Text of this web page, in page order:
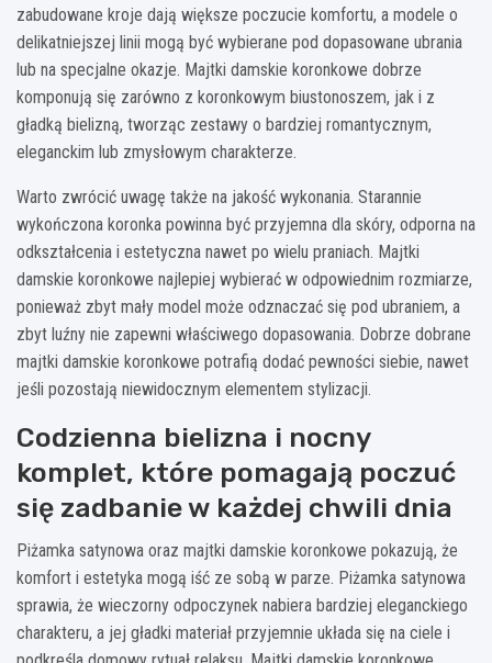
zabudowane kroje dają większe poczucie komfortu, a modele o
delikatniejszej linii mogą być wybierane pod dopasowane ubrania
lub na specjalne okazje. Majtki damskie koronkowe dobrze
komponują się zarówno z koronkowym biustonoszem, jak i z
gładką bielizną, tworząc zestawy o bardziej romantycznym,
eleganckim lub zmysłowym charakterze.
Warto zwrócić uwagę także na jakość wykonania. Starannie
wykończona koronka powinna być przyjemna dla skóry, odporna na
odkształcenia i estetyczna nawet po wielu praniach. Majtki
damskie koronkowe najlepiej wybierać w odpowiednim rozmiarze,
ponieważ zbyt mały model może odznaczać się pod ubraniem, a
zbyt luźny nie zapewni właściwego dopasowania. Dobrze dobrane
majtki damskie koronkowe potrafią dodać pewności siebie, nawet
jeśli pozostają niewidocznym elementem stylizacji.
Codzienna bielizna i nocny
komplet, które pomagają poczuć
się zadbanie w każdej chwili dnia
Piżamka satynowa oraz majtki damskie koronkowe pokazują, że
komfort i estetyka mogą iść ze sobą w parze. Piżamka satynowa
sprawia, że wieczorny odpoczynek nabiera bardziej eleganckiego
charakteru, a jej gładki materiał przyjemnie układa się na ciele i